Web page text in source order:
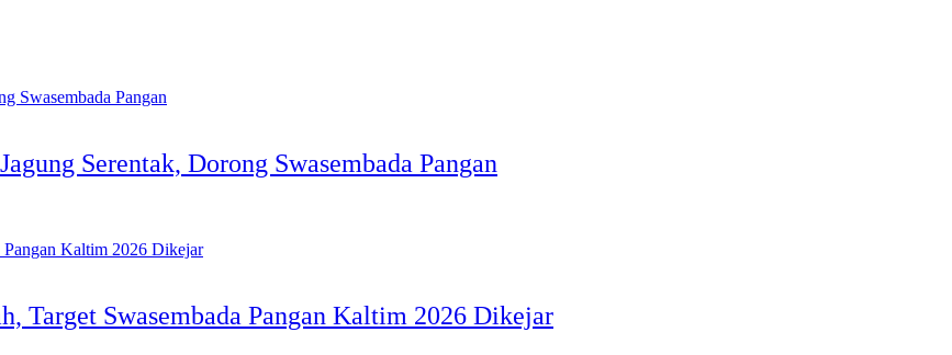
Serentak, Dorong Swasembada Pangan
Target Swasembada Pangan Kaltim 2026 Dikejar